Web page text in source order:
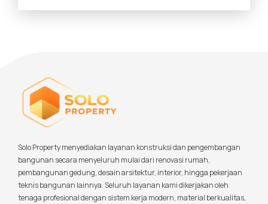
Solo Property menyediakan layanan konstruksi dan pengembangan
bangunan secara menyeluruh mulai dari renovasi rumah,
pembangunan gedung, desain arsitektur, interior, hingga pekerjaan
teknis bangunan lainnya. Seluruh layanan kami dikerjakan oleh
tenaga profesional dengan sistem kerja modern, material berkualitas,